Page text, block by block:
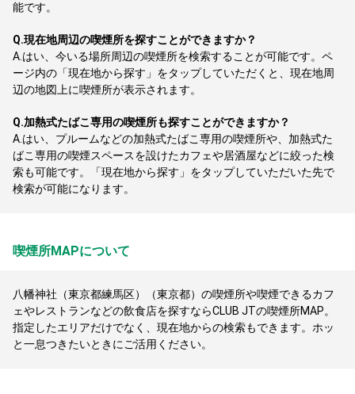
能です。
Q.現在地周辺の喫煙所を探すことができますか？
A. はい、今いる場所周辺の喫煙所を検索することが可能です。ペ
ージ内の「現在地から探す」をタップしていただくと、現在地周
辺の地図上に喫煙所が表示されます。
Q.加熱式たばこ専用の喫煙所も探すことができますか？
A. はい、プルームなどの加熱式たばこ専用の喫煙所や、加熱式た
ばこ専用の喫煙スペースを設けたカフェや居酒屋などに絞った検
索も可能です。「現在地から探す」をタップしていただいた先で
検索が可能になります。
喫煙所MAPについて
八幡神社（東京都練馬区）（東京都）の喫煙所や喫煙できるカフ
ェやレストランなどの飲食店を探すならCLUB JTの喫煙所MAP。
指定したエリアだけでなく、現在地からの検索もできます。ホッ
と一息つきたいときにご活用ください。